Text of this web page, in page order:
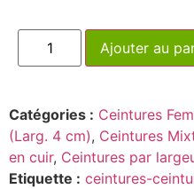
Ajouter au
Catégories : Ceintures
(Larg. 4 cm), Ceintures
en cuir, Ceintures par
Etiquette : ceintures-